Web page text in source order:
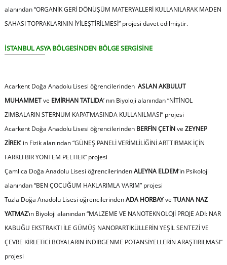
alanından“ORGANİK GERİ DÖNÜŞÜM MATERYALLERİ KULLANILARAK MADEN
SAHASI TOPRAKLARININ İYİLEŞTİRİLMESİ”projesi davet edilmiştir.
İSTANBUL ASYA BÖLGESİNDEN BÖLGE SERGİSİNE
Acarkent Doğa Anadolu Lisesi öğrencilerinden ASLAN AKBULUT
MUHAMMETve EMİRHAN TATLIDA’ nın Biyoloji alanından “NİTİNOL
ZIMBALARIN STERNUM KAPATMASINDA KULLANILMASI”projesi
Acarkent Doğa Anadolu Lisesi öğrencilerinden BERFİN ÇETİNve ZEYNEP
ZİREK’ in Fizik alanından“GÜNEŞ PANELİ VERİMLİLİĞİNİ ARTTIRMAK İÇİN
FARKLI BİR YÖNTEM PELTİER”projesi
Çamlıca Doğa Anadolu Lisesi öğrencilerindenALEYNA ELDEM’in Psikoloji
alanından“BEN ÇOCUĞUM HAKLARIMLA VARIM”projesi
Tuzla Doğa Anadolu Lisesi öğrencilerindenADA HORBAYve TUANA NAZ
YATMAZ’ın Biyoloji alanından“MALZEME VE NANOTEKNOLOJİ PROJE ADI: NAR
KABUĞU EKSTRAKTI İLE GÜMÜŞ NANOPARTİKÜLLERİN YEŞİL SENTEZİ VE
ÇEVRE KİRLETİCİ BOYALARIN İNDİRGENME POTANSİYELLERİN ARAŞTIRILMASI”
projesi